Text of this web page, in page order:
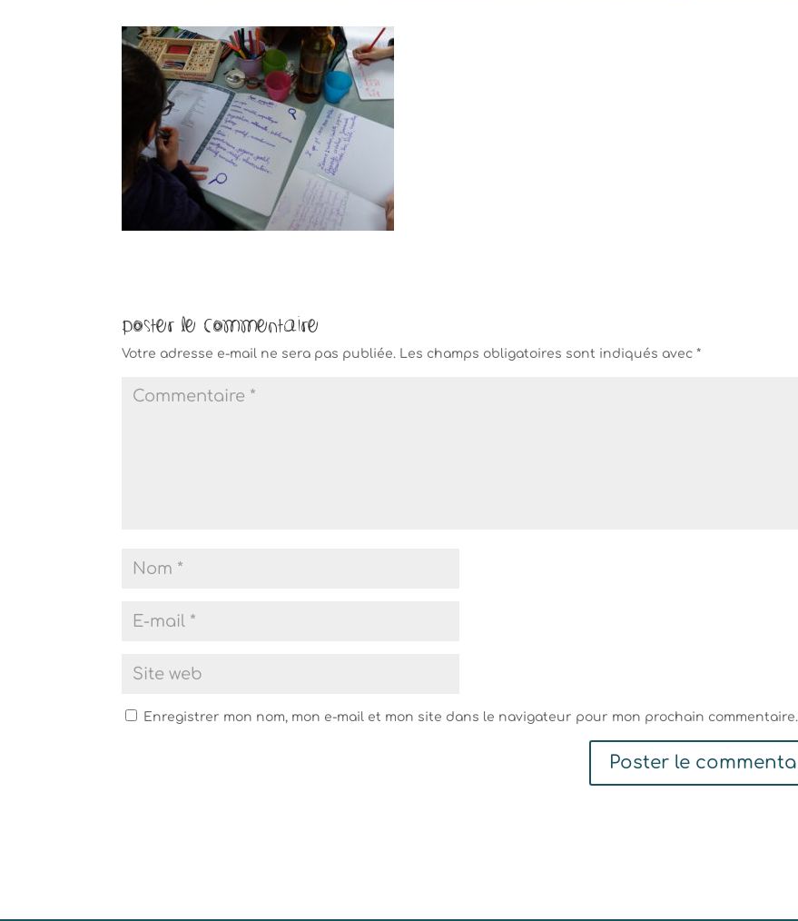
Poster le commentaire
Votre adresse e-mail ne sera pas publiée. Les champs obligatoires sont indiqués avec*
Enregistrer mon nom, mon e-mail et mon site dans le navigateur pour mon prochain commentaire.